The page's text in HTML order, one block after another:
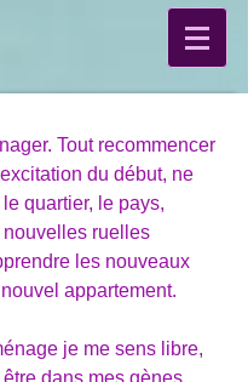
Tout recommencer
du début, ne
quartier, le pays,
ruelles
les nouveaux
appartement.
je me sens libre,
dans mes gènes